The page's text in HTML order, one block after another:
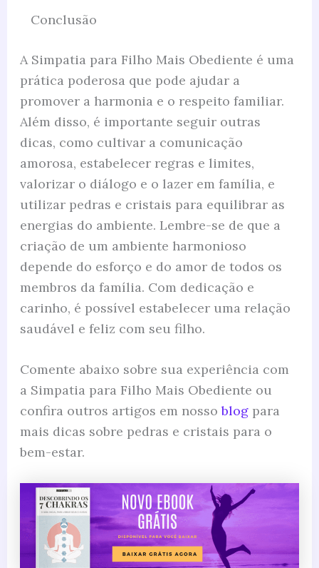
Conclusão
A Simpatia para Filho Mais Obediente é uma
prática poderosa que pode ajudar a
promover a harmonia e o respeito familiar.
Além disso, é importante seguir outras
dicas, como cultivar a comunicação
amorosa, estabelecer regras e limites,
valorizar o diálogo e o lazer em família, e
utilizar pedras e cristais para equilibrar as
energias do ambiente. Lembre-se de que a
criação de um ambiente harmonioso
depende do esforço e do amor de todos os
membros da família. Com dedicação e
carinho, é possível estabelecer uma relação
saudável e feliz com seu filho.
Comente abaixo sobre sua experiência com
a Simpatia para Filho Mais Obediente ou
confira outros artigos em nossoblogpara
mais dicas sobre pedras e cristais para o
bem-estar.